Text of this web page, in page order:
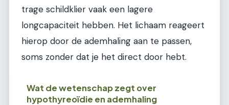
trage schildklier vaak een lagere
longcapaciteit hebben. Het lichaam reageert
hierop door de ademhaling aan te passen,
soms zonder dat je het direct door hebt.
Wat de wetenschap zegt over
hypothyreoïdie en ademhaling